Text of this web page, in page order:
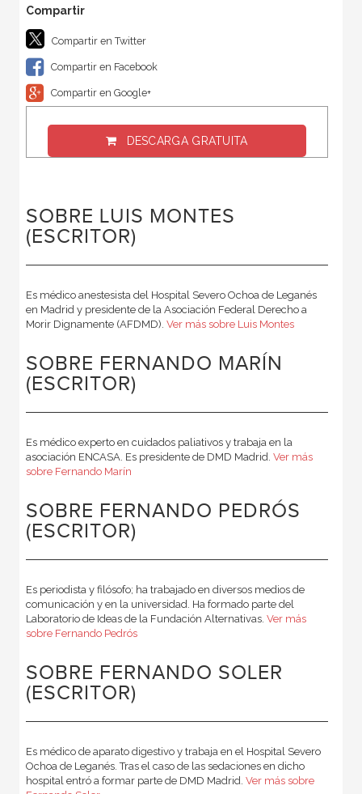
Compartir en Twitter
Compartir en Facebook
Compartir en Google+
DESCARGA GRATUITA
SOBRE LUIS MONTES
(ESCRITOR)
Es médico anestesista del Hospital Severo Ochoa de Leganés
en Madrid y presidente de la Asociación Federal Derecho a
Morir Dignamente (AFDMD). Ver más sobre Luis Montes
SOBRE FERNANDO MARÍN
(ESCRITOR)
Es médico experto en cuidados paliativos y trabaja en la
asociación ENCASA. Es presidente de DMD Madrid. Ver más
sobre Fernando Marín
SOBRE FERNANDO PEDRÓS
(ESCRITOR)
Es periodista y filósofo; ha trabajado en diversos medios de
comunicación y en la universidad. Ha formado parte del
Laboratorio de Ideas de la Fundación Alternativas. Ver más
sobre Fernando Pedrós
SOBRE FERNANDO SOLER
(ESCRITOR)
Es médico de aparato digestivo y trabaja en el Hospital Severo
Ochoa de Leganés. Tras el caso de las sedaciones en dicho
hospital entró a formar parte de DMD Madrid. Ver más sobre